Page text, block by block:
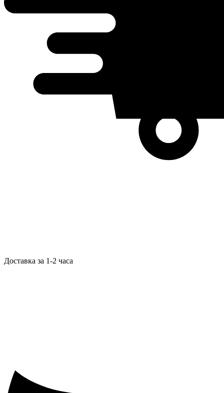
Доставка за 1-2 часа